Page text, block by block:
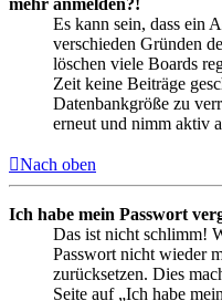
mehr anmelden?!
Es kann sein, dass ein
verschieden Gründen
löschen viele Boards
Zeit keine Beiträge
Datenbankgröße zu
erneut und nimm aktiv
Nach oben
Ich habe mein Passwort
Das ist nicht schlimm!
Passwort nicht wieder
zurücksetzen. Dies
Seite auf „Ich habe